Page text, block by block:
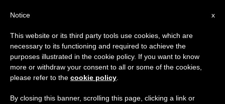
x
Notice
This website or its third party tools use cookies, which are
necessary to its functioning and required to achieve the
purposes illustrated in the cookie policy. If you want to know
more or withdraw your consent to all or some of the cookies,
please refer to the cookie policy
By closing this banner, scrolling this page, clicking a link or